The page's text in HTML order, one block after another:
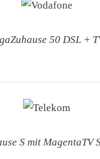
50 DSL +
S mit MagentaTV